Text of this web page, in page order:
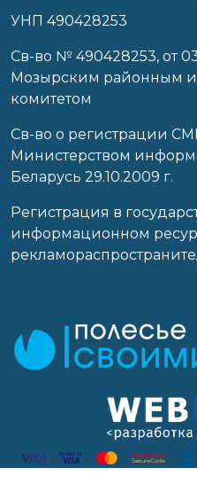
УНП 490428253
Cв-во № 490428253, от
Мозырским районным
комитетом
Св-во о регистрации
Министерством
Беларусь 29.10.2009 г.
Регистрация в
информационном